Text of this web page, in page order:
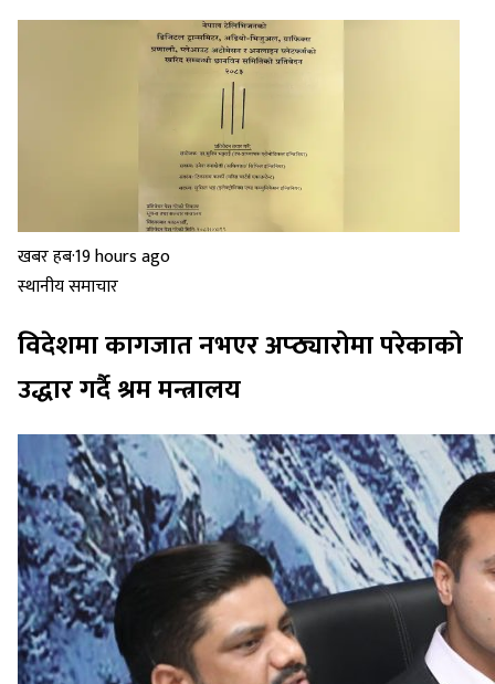
खबर हब·19 hours ago
स्थानीय समाचार
विदेशमा कागजात नभएर अप्ठ्यारोमा परेकाको
उद्धार गर्दै श्रम मन्त्रालय